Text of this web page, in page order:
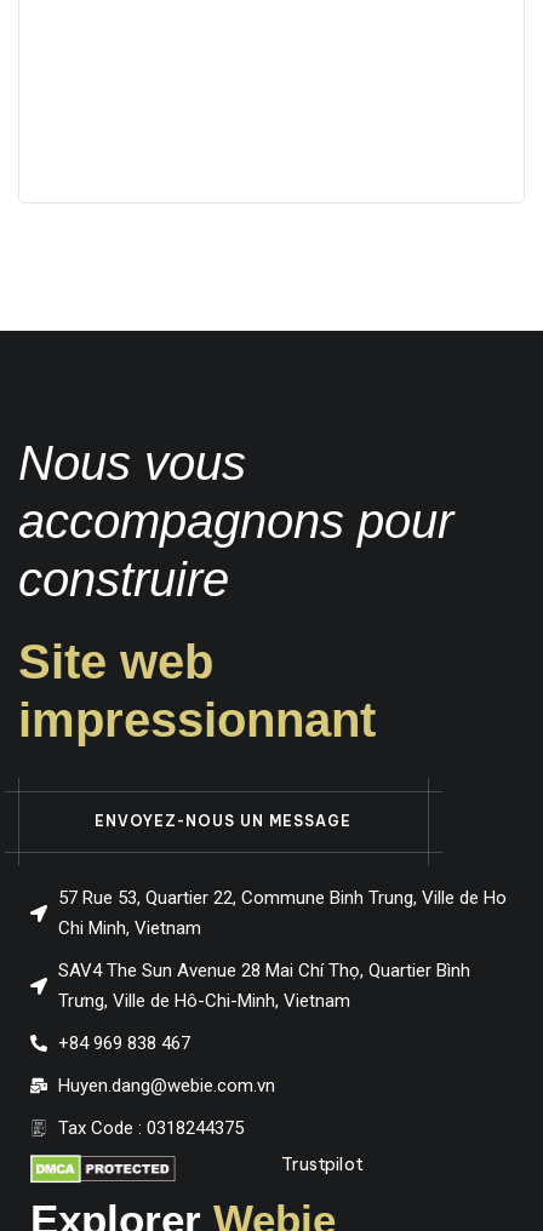
Nous vous
accompagnons pour
construire
Site web
impressionnant
ENVOYEZ-NOUS UN MESSAGE
57 Rue 53, Quartier 22, Commune Binh Trung, Ville de Ho
Chi Minh, Vietnam
SAV4 The Sun Avenue 28 Mai Chí Thọ, Quartier Bình
Trưng, Ville de Hô-Chi-Minh, Vietnam
+84 969 838 467
Huyen.dang@webie.com.vn
Tax Code : 0318244375
Trustpilot
Explorer Webie